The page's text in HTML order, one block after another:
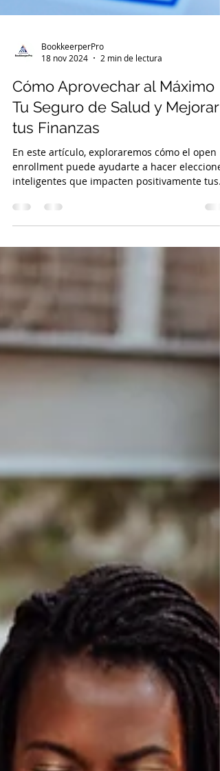
18 nov 2024
2 min de lectura
Cómo Aprovechar al Máximo
Tu Seguro de Salud y Mejorar
tus Finanzas
En este artículo, exploraremos cómo el open
inteligentes que impacten positivamente tus
finanza